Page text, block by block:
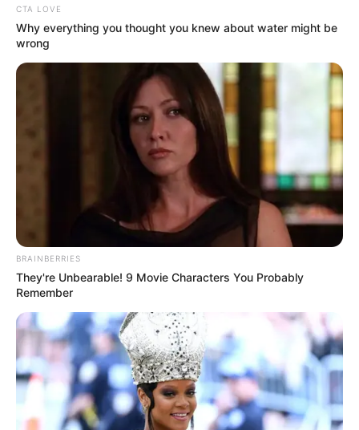
escolar del Tolima
PAE DEL TOLIMA
Asamblea del Tolima
analizó ejecución y
continuidad del Programa
de Alimentación Escolar
PAE DEL TOLIMA
la gestión”: UAPA
TOLIMA
Tolima: destinan $9.000
millones para extender el
PAE hasta final de año
CTA LOVE
Why everything you thought you knew about water might be
wrong
BRAINBERRIES
They're Unbearable! 9 Movie Characters You Probably
Remember